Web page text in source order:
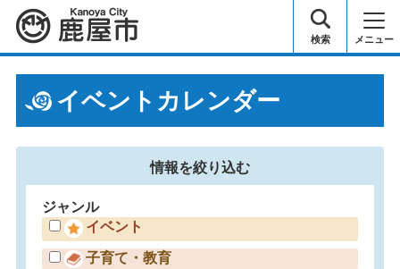
鹿屋市 検索 メニュー
イベントカレンダー
情報を絞り込む
ジャンル
イベント
子育て・教育